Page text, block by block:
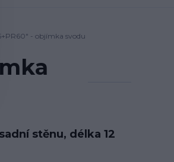
- objímka svodu
stěnu, délka 12